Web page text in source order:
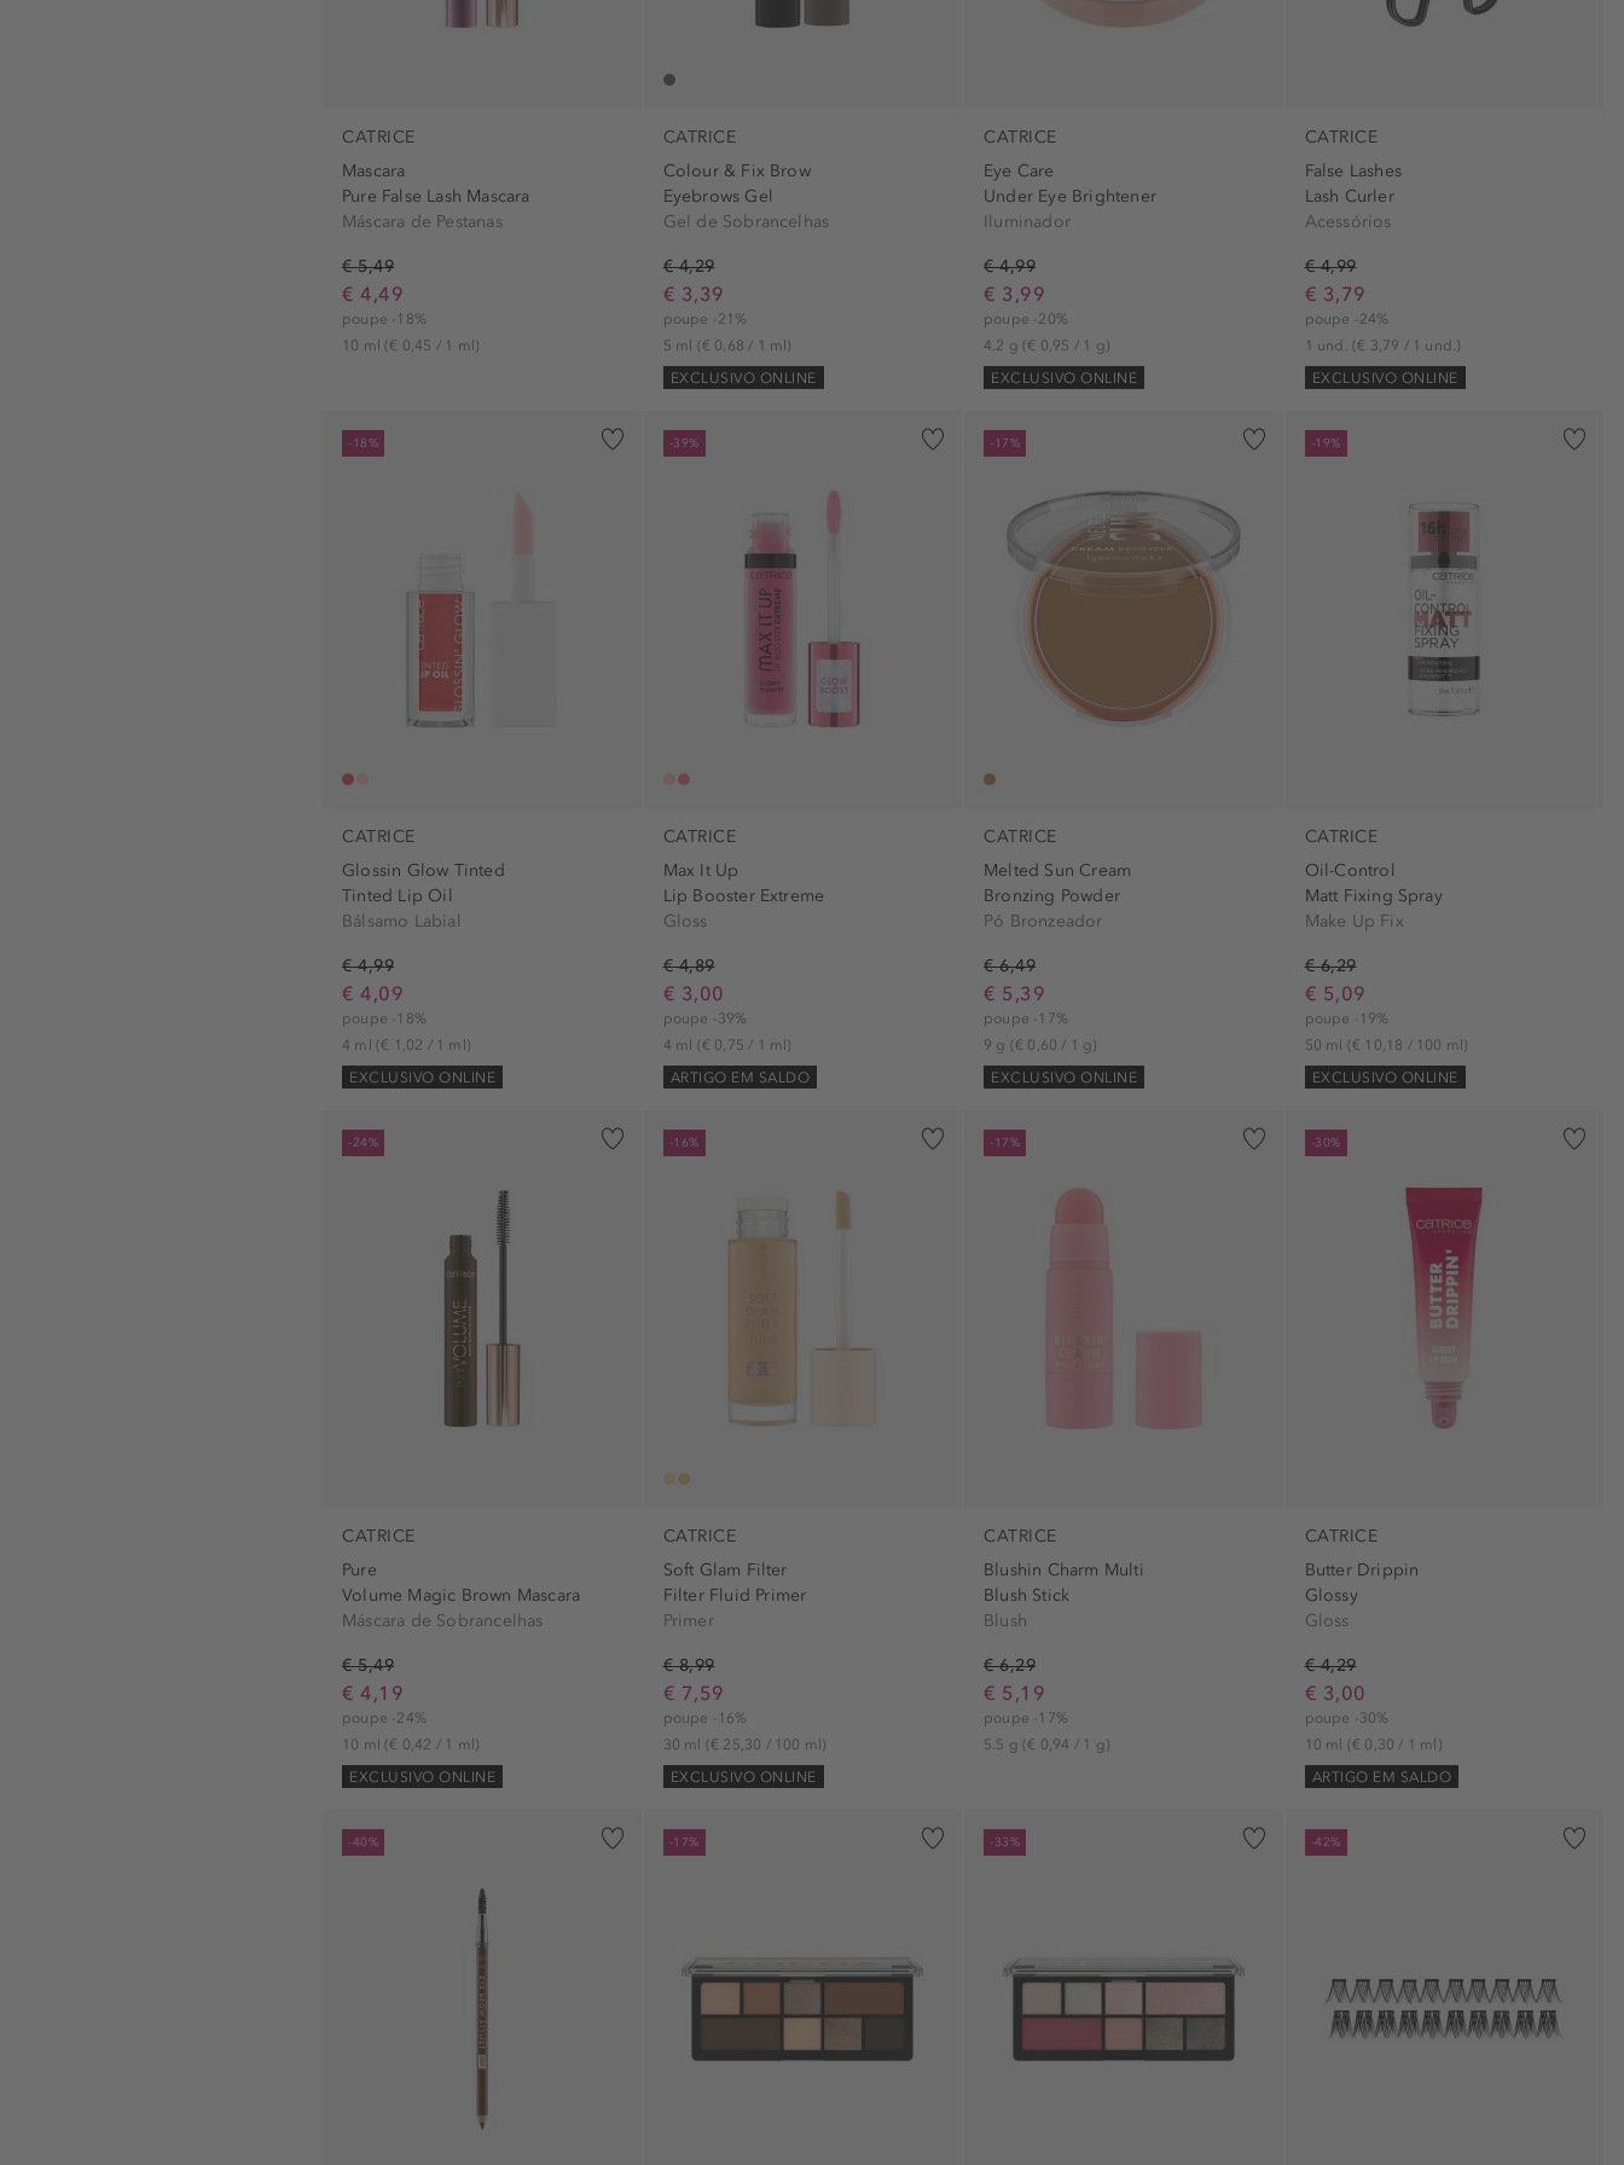
CATRICE
Mascara
Pure False Lash Mascara
Máscara de Pestanas
€ 5,49
€ 4,49
poupe -18%
10 ml(€ 0,45 / 1 ml)
CATRICE
Colour & Fix Brow
Eyebrows Gel
Gel de Sobrancelhas
€ 4,29
€ 3,39
poupe -21%
5 ml (€ 0,68 / 1 ml)
EXCLUSIVO ONLINE
CATRICE
Eye Care
Under Eye Brightener
Iluminador
€ 4,99
€ 3,99
poupe -20%
4.2 g(€ 0,95 / 1 g)
EXCLUSIVO ONLINE
CATRICE
False Lashes
Lash Curler
Acessórios
€ 4,99
€ 3,79
poupe -24%
1 und. (€ 3,79 / 1 und.)
EXCLUSIVO ONLINE
-18%
CATRICE
Glossin Glow Tinted
Tinted Lip Oil
Bálsamo Labial
€ 4,99
€ 4,09
poupe -18%
4 ml (€ 1,02 / 1 ml)
EXCLUSIVO ONLINE
-39%
CATRICE
Max It Up
Lip Booster Extreme
Gloss
€ 4,89
€ 3,00
poupe -39%
4 ml (€ 0,75 / 1 ml)
ARTIGO EM SALDO
-17%
CATRICE
Melted Sun Cream
Bronzing Powder
Pó Bronzeador
€ 6,49
€ 5,39
poupe -17%
9 g (€ 0,60 / 1 g)
EXCLUSIVO ONLINE
-19%
CATRICE
Oil-Control
Matt Fixing Spray
Make Up Fix
€ 6,29
€ 5,09
poupe -19%
50 ml (€ 10,18 / 100 ml)
EXCLUSIVO ONLINE
-24%
CATRICE
Pure
Volume Magic Brown Mascara
Máscara de Sobrancelhas
€ 5,49
€ 4,19
poupe -24%
10 ml(€ 0,42 / 1 ml)
EXCLUSIVO ONLINE
-16%
CATRICE
Soft Glam Filter
Filter Fluid Primer
Primer
€ 8,99
€ 7,59
poupe -16%
30 ml (€ 25,30 / 100 ml)
EXCLUSIVO ONLINE
-17%
CATRICE
Blushin Charm Multi
Blush Stick
Blush
€ 6,29
€ 5,19
poupe -17%
5.5 g(€ 0,94 / 1 g)
-30%
CATRICE
Butter Drippin
Glossy
Gloss
€ 4,29
€ 3,00
poupe -30%
10 ml (€ 0,30 / 1 ml)
ARTIGO EM SALDO
-40% -17% -33% -42%